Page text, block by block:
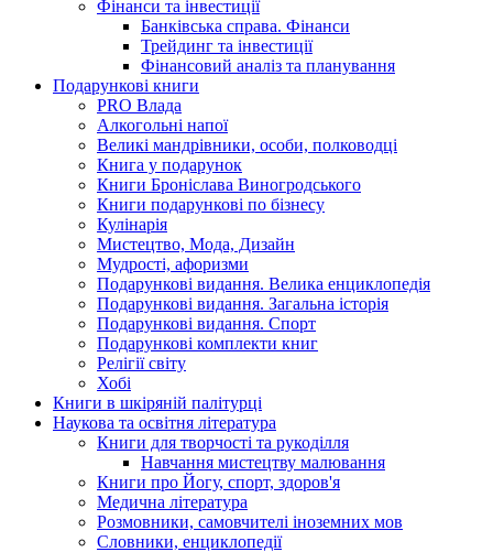
Фінанси та інвестиції
Банківська справа. Фінанси
Трейдинг та інвестиції
Фінансовий аналіз та планування
Подарункові книги
PRO Влада
Алкогольні напої
Великі мандрівники, особи, полководці
Книга у подарунок
Книги Броніслава Виногродського
Книги подарункові по бізнесу
Кулінарія
Мистецтво, Мода, Дизайн
Мудрості, афоризми
Подарункові видання. Велика енциклопедія
Подарункові видання. Загальна історія
Подарункові видання. Спорт
Подарункові комплекти книг
Релігії світу
Хобі
Книги в шкіряній палітурці
Наукова та освітня література
Книги для творчості та рукоділля
Навчання мистецтву малювання
Книги про Йогу, спорт, здоров'я
Медична література
Розмовники, самовчителі іноземних мов
Словники, енциклопедії